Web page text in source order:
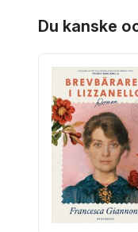
Du kanske